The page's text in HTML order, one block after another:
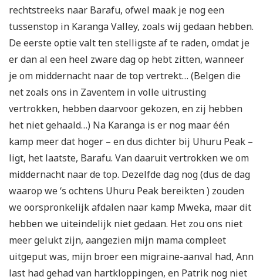
rechtstreeks naar Barafu, ofwel maak je nog een
tussenstop in Karanga Valley, zoals wij gedaan hebben.
De eerste optie valt ten stelligste af te raden, omdat je
er dan al een heel zware dag op hebt zitten, wanneer
je om middernacht naar de top vertrekt… (Belgen die
net zoals ons in Zaventem in volle uitrusting
vertrokken, hebben daarvoor gekozen, en zij hebben
het niet gehaald…) Na Karanga is er nog maar één
kamp meer dat hoger – en dus dichter bij Uhuru Peak –
ligt, het laatste, Barafu. Van daaruit vertrokken we om
middernacht naar de top. Dezelfde dag nog (dus de dag
waarop we ‘s ochtens Uhuru Peak bereikten ) zouden
we oorspronkelijk afdalen naar kamp Mweka, maar dit
hebben we uiteindelijk niet gedaan. Het zou ons niet
meer gelukt zijn, aangezien mijn mama compleet
uitgeput was, mijn broer een migraine-aanval had, Ann
last had gehad van hartkloppingen, en Patrik nog niet